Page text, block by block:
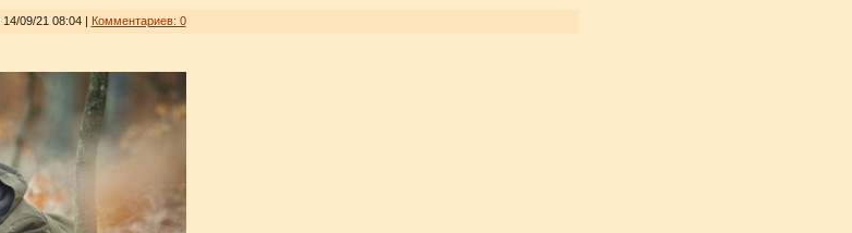
14/09/21 08:04| Комментариев: 0